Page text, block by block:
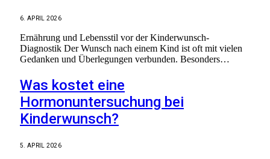
6. APRIL 2026
Ernährung und Lebensstil vor der Kinderwunsch-
Diagnostik Der Wunsch nach einem Kind ist oft mit vielen
Gedanken und Überlegungen verbunden. Besonders…
Was kostet eine
Hormonuntersuchung bei
Kinderwunsch?
5. APRIL 2026